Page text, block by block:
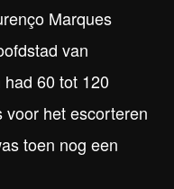
Marques
van
60 tot 120
het escorteren
toen nog een